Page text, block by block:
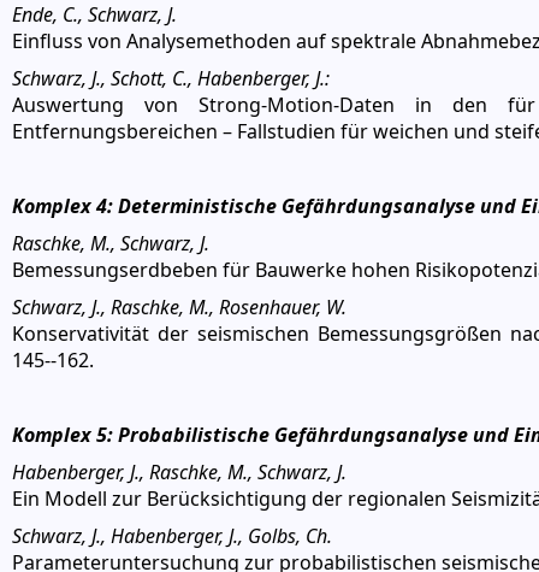
Ende, C., Schwarz, J.
Einfluss von Analysemethoden auf spektrale
Schwarz, J., Schott, C., Habenberger, J.:
Auswertung von Strong-Motion-Daten in den
Entfernungsbereichen – Fallstudien für weichen und
Komplex 4: Deterministische Gefährdungsanalyse und
Raschke, M., Schwarz, J.
Bemessungserdbeben für Bauwerke hohen
Schwarz, J., Raschke, M., Rosenhauer, W.
Konservativität der seismischen Bemessungsgrößen
145--162.
Komplex 5: Probabilistische Gefährdungsanalyse und
Habenberger, J., Raschke, M., Schwarz, J.
Ein Modell zur Berücksichtigung der regionalen
Schwarz, J., Habenberger, J., Golbs, Ch.
Parameteruntersuchung zur probabilistischen